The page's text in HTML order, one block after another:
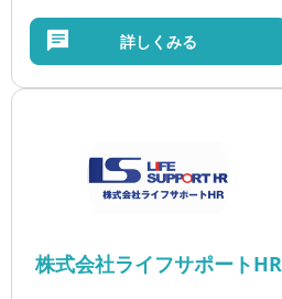
詳しくみる
株式会社ライフサポートHR